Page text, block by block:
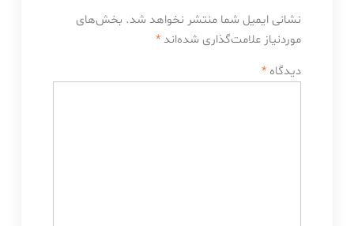
نشانی ایمیل شما منتشر نخواهد شد. بخش‌های
موردنیاز علامت‌گذاری شده‌اند *
دیدگاه *